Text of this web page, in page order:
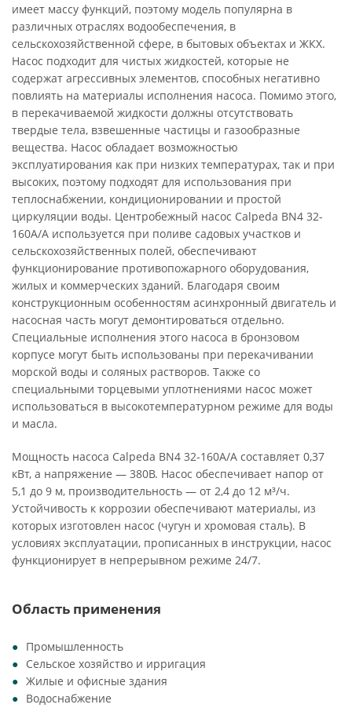
имеет массу функций, поэтому модель популярна в
различных отраслях водообеспечения, в
сельскохозяйственной сфере, в бытовых объектах и ЖКХ.
Насос подходит для чистых жидкостей, которые не
содержат агрессивных элементов, способных негативно
повлиять на материалы исполнения насоса. Помимо этого,
в перекачиваемой жидкости должны отсутствовать
твердые тела, взвешенные частицы и газообразные
вещества. Насос обладает возможностью
эксплуатирования как при низких температурах, так и при
высоких, поэтому подходят для использования при
теплоснабжении, кондиционировании и простой
циркуляции воды. Центробежный насос Calpeda BN4 32-
160A/A используется при поливе садовых участков и
сельскохозяйственных полей, обеспечивают
функционирование противопожарного оборудования,
жилых и коммерческих зданий. Благодаря своим
конструкционным особенностям асинхронный двигатель и
насосная часть могут демонтироваться отдельно.
Специальные исполнения этого насоса в бронзовом
корпусе могут быть использованы при перекачивании
морской воды и соляных растворов. Также со
специальными торцевыми уплотнениями насос может
использоваться в высокотемпературном режиме для воды
и масла.
Мощность насоса Calpeda BN4 32-160A/A составляет 0,37
кВт, а напряжение — 380В. Насос обеспечивает напор от
5,1 до 9 м, производительность — от 2,4 до 12 м³/ч.
Устойчивость к коррозии обеспечивают материалы, из
которых изготовлен насос (чугун и хромовая сталь). В
условиях эксплуатации, прописанных в инструкции, насос
функционирует в непрерывном режиме 24/7.
Область применения
Промышленность
Сельское хозяйство и ирригация
Жилые и офисные здания
Водоснабжение